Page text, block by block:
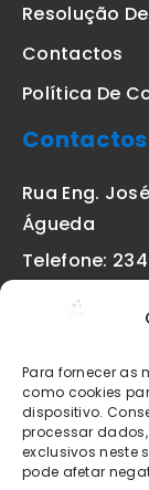
Para fornecer as
como cookies
dispositivo.
processar
exclusivos neste
pode afetar
Resolução
Contactos
Política De
Contactos
Rua Eng.
Águeda
Telefone: 234
Os preços
os artigos
disponibilidade